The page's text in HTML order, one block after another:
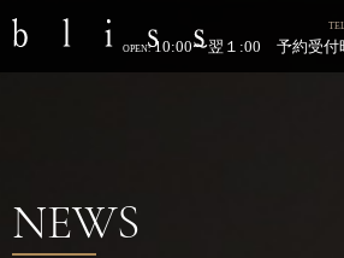
OPEN:10:00〜翌１:00 予約受付
NEWS